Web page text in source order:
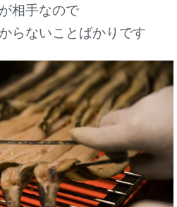
相手なので
らないことばかりです